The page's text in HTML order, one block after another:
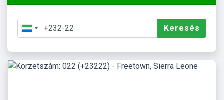
Keresés